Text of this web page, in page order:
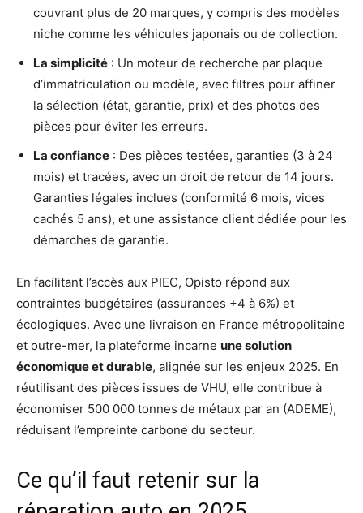
couvrant plus de 20 marques, y compris des modèles
niche comme les véhicules japonais ou de collection.
La simplicité : Un moteur de recherche par plaque
d’immatriculation ou modèle, avec filtres pour affiner
la sélection (état, garantie, prix) et des photos des
pièces pour éviter les erreurs.
La confiance : Des pièces testées, garanties (3 à 24
mois) et tracées, avec un droit de retour de 14 jours.
Garanties légales inclues (conformité 6 mois, vices
cachés 5 ans), et une assistance client dédiée pour les
démarches de garantie.
En facilitant l’accès aux PIEC, Opisto répond aux
contraintes budgétaires (assurances +4 à 6%) et
écologiques. Avec une livraison en France métropolitaine
et outre-mer, la plateforme incarne une solution
économique et durable, alignée sur les enjeux 2025. En
réutilisant des pièces issues de VHU, elle contribue à
économiser 500 000 tonnes de métaux par an (ADEME),
réduisant l’empreinte carbone du secteur.
Ce qu’il faut retenir sur la